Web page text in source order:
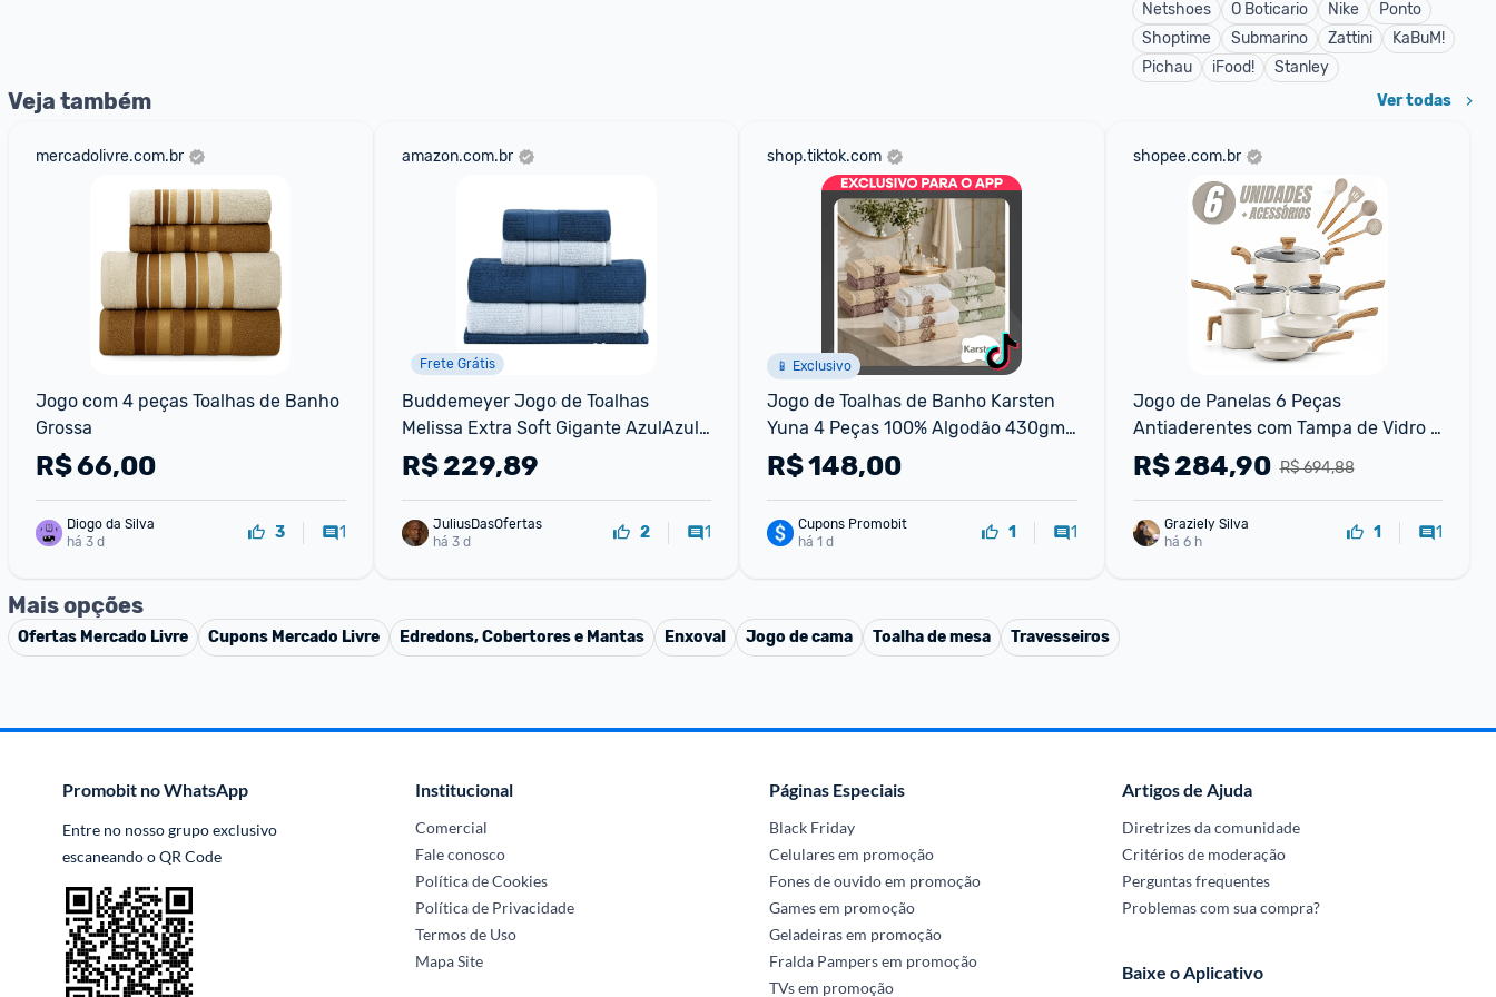
Netshoes
O Boticario Nike
Ponto
Shoptime
Submarino Zattini
KaBuM!
Pichau
iFood! Stanley
Veja também Ver todas
mercadolivre.com.br
Jogo com 4 peças Toalhas de Banho
Grossa
R$66,00
Diogo da Silva
há 3 d
3 1
amazon.com.br
Frete Grátis
Buddemeyer Jogo de Toalhas
Melissa Extra Soft Gigante AzulAzul
Marinho 5pç
R$229,89
JuliusDasOfertas
há 3 d
2 1
shop.tiktok.com
📱 Exclusivo
Jogo de Toalhas de Banho Karsten
Yuna 4 Peças 100% Algodão 430gm²
Excelente Absorção G...
R$148,00
Cupons Promobit
há 1 d
1 1
shopee.com.br
Jogo de Panelas 6 Peças
Antiaderentes com Tampa de Vidro
Temperada com 4 Utensílios de
Cozinha
R$ 694,88
R$284,90
Graziely Silva
há 6 h
1 1
Mais opções
Ofertas Mercado Livre Cupons Mercado Livre Edredons, Cobertores e Mantas Enxoval Jogo de cama Toalha de mesa Travesseiros
Promobit no WhatsApp
Entre no nosso grupo exclusivo
escaneando o QR Code
Institucional
Comercial
Fale conosco
Política de Cookies
Política de Privacidade
Termos de Uso
Mapa Site
Páginas Especiais
Black Friday
Celulares em promoção
Fones de ouvido em promoção
Games em promoção
Geladeiras em promoção
Fralda Pampers em promoção
TVs em promoção
Artigos de Ajuda
Diretrizes da comunidade
Critérios de moderação
Perguntas frequentes
Problemas com sua compra?
Baixe o Aplicativo